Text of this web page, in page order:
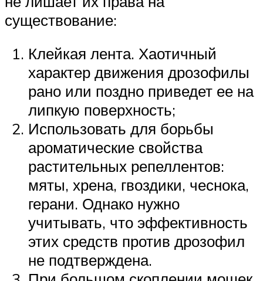
существование:
Клейкая лента. Хаотичный
характер движения дрозофилы
рано или поздно приведет ее на
липкую поверхность;
Использовать для борьбы
ароматические свойства
растительных репеллентов:
мяты, хрена, гвоздики, чеснока,
герани. Однако нужно
учитывать, что эффективность
этих средств против дрозофил
не подтверждена.